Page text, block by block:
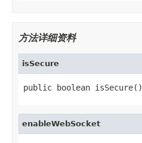
方法详细资料
isSecure
public boolean isSecure()
enableWebSocket